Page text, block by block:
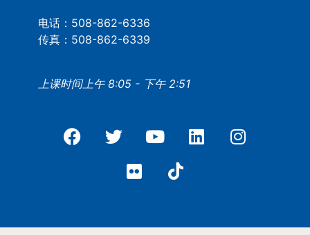
电话：508-862-6336
传真：508-862-6339
上课时间上午 8:05 - 下午 2:51